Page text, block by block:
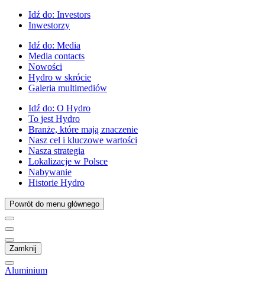
Idź do: Investors
Inwestorzy
Idź do: Media
Media contacts
Nowości
Hydro w skrócie
Galeria multimediów
Idź do: O Hydro
To jest Hydro
Branże, które mają znaczenie
Nasz cel i kluczowe wartości
Nasza strategia
Lokalizacje w Polsce
Nabywanie
Historie Hydro
Powrót do menu głównego
Zamknij
Aluminium